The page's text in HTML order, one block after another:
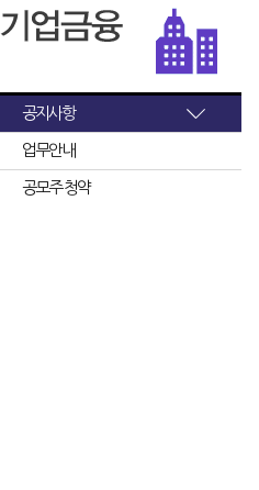
공지사항
업무안내
공모주 청약